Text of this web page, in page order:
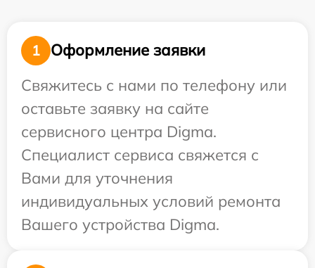
1
Оформление заявки
Свяжитесь с нами по телефону или
оставьте заявку на сайте
сервисного центра Digma.
Специалист сервиса свяжется с
Вами для уточнения
индивидуальных условий ремонта
Вашего устройства Digma.